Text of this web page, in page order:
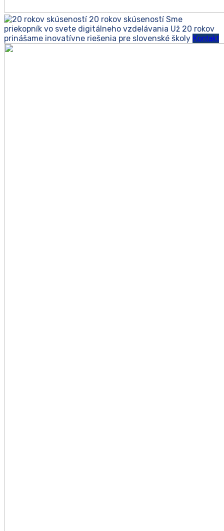
20 rokov skúsenostíSme
priekopník vo svete digitálneho vzdelávania Už 20 rokov
prinášame inovatívne riešenia pre slovenské školy Kontakt